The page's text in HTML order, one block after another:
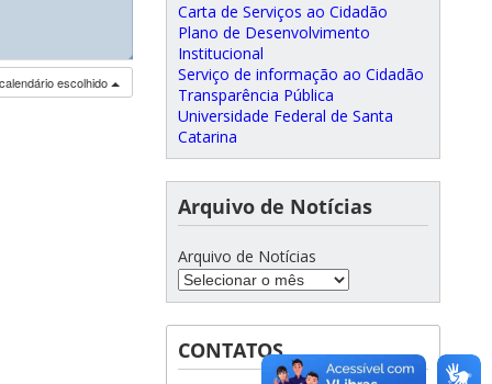
◢◢◢
escolhido
Carta de Serviços ao Cidadão
Plano de Desenvolvimento
Institucional
Serviço de informação ao Cidadão
Transparência Pública
Universidade Federal de Santa
Catarina
Arquivo de Notícias
Arquivo de Notícias
CONTATOS